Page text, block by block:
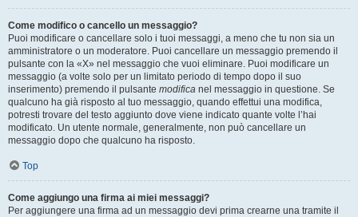
Come modifico o cancello un messaggio?
Puoi modificare o cancellare solo i tuoi messaggi, a meno che tu non sia un
amministratore o un moderatore. Puoi cancellare un messaggio premendo il
pulsante con la «X» nel messaggio che vuoi eliminare. Puoi modificare un
messaggio (a volte solo per un limitato periodo di tempo dopo il suo
inserimento) premendo il pulsante modifica nel messaggio in questione. Se
qualcuno ha già risposto al tuo messaggio, quando effettui una modifica,
potresti trovare del testo aggiunto dove viene indicato quante volte l’hai
modificato. Un utente normale, generalmente, non può cancellare un
messaggio dopo che qualcuno ha risposto.
Top
Come aggiungo una firma ai miei messaggi?
Per aggiungere una firma ad un messaggio devi prima crearne una tramite il